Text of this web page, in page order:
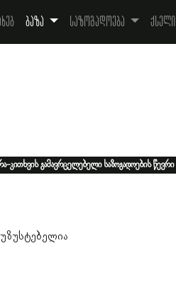
ბაზა საზოგადოება ქსელი
კითხვის გამავრცელებელი საზოგადოების წევრი